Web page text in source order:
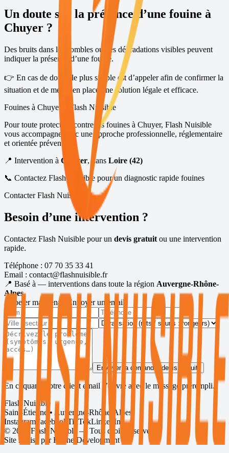
Un doute sur la présence d’une fouine à
Chuyer ?
Des bruits dans les combles ou des dégradations visibles peuvent
indiquer la présence d’une fouine.
👉 En cas de doute, le plus simple est d’appeler afin de confirmer la
situation et de mettre en place une solution légale et efficace.
Fouines à Chuyer
– Flash Nuisible
Pour toute protection contre les fouines à Chuyer, Flash Nuisible
vous accompagne avec une approche professionnelle, réglementaire
et orientée prévention.
📍 Intervention à Chuyer, dans Loire (42)
📞 Contactez Flash Nuisible pour un diagnostic rapide fouines
Contacter Flash Nuisible
Besoin d’une intervention ?
Contactez Flash Nuisible pour un devis gratuit ou une intervention
rapide.
Téléphone : 07 70 35 33 41
Email : contact@flashnuisible.fr
📍 Basé à — interventions dans toute la région Auvergne-Rhône-
Alpes.
Appeler maintenant
Envoyer un email
Envoyer la demande (devis gratuit)
En cliquant, votre client email s’ouvre avec le message prérempli.
Flash Nuisible
Saint-Étienne • Auvergne-Rhône-Alpes
Instagram Facebook TikTokLinkedIn
© 2026
Flash Nuisible — Tous droits réservés.
Site réalisé par Roche Development